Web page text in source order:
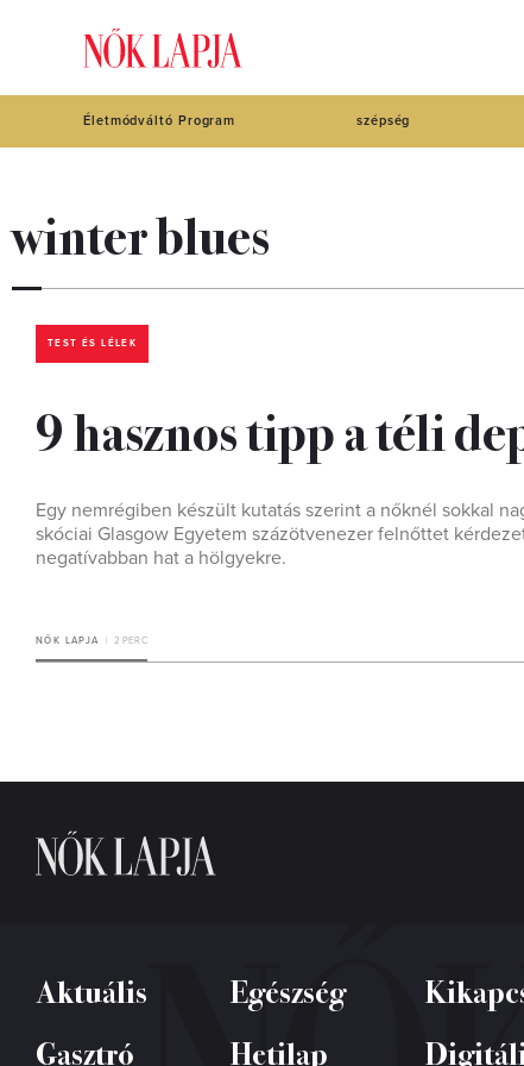
Életmódváltó Program szépség
winter blues
TEST ÉS LÉLEK
9 hasznos tipp a téli
Egy nemrégiben készült kutatás szerint a nőknél sokkal
skóciai Glasgow Egyetem százötvenezer felnőttet
negatívabban hat a hölgyekre.
NŐK LAPJA 2 PERC
Aktuális Egészség
Gasztró
Hetilap